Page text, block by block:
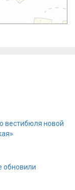
вестибюля новой
обновили